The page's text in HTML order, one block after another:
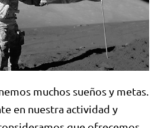
muchos sueños y metas.
en nuestra actividad y